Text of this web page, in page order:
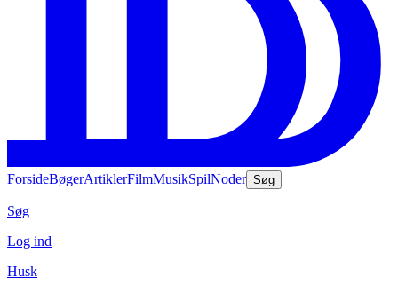
ForsideBøgerArtiklerFilmMusikSpilNoder Søg
Søg
Log ind
Husk